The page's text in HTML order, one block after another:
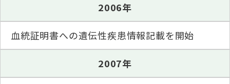
2006年
血統証明書への遺伝性疾患情報記載を開始
2007年